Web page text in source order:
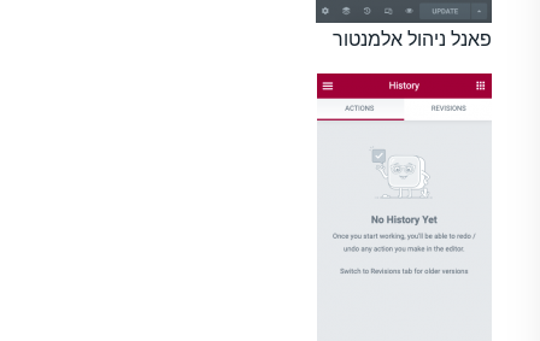
פאנל ניהול אלמנטור